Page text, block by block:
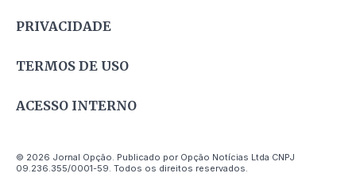
PRIVACIDADE
TERMOS DE USO
ACESSO INTERNO
© 2026 Jornal Opção. Publicado por Opção Notícias Ltda CNPJ
09.236.355/0001-59. Todos os direitos reservados.